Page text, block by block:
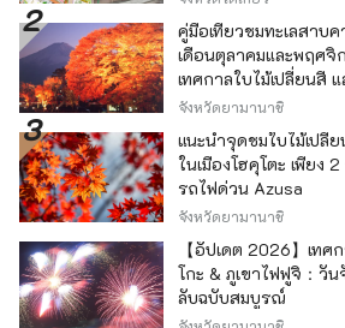
Onsen” น้ำพุร้อนธรรมชา
เมตร และ “Fujiten Snow
เพลิดเพลินกับกิจกรรมฤดูหน
ฟูจิ เราจะยังคงนำเสนอความงดงามของภูเขาไฟ
ฟูจิที่เปลี่ยนแปลงไปตามฤดูก
คาวากุจิโกะต่อไป
คู่มือเที่ยวชมทะเลสาบ
เดือนตุลาคมและพฤศ
เทศกาลใบไม้เปลี่ยนสี
จังหวัดยามานาชิ
แนะนำจุดชมใบไม้เปลี่
ในเมืองโฮคุโตะ เพียง
รถไฟด่วน Azusa
จังหวัดยามานาชิ
【อัปเดต 2026】เท
โกะ & ภูเขาไฟฟูจิ：วั
ลับฉบับสมบูรณ์